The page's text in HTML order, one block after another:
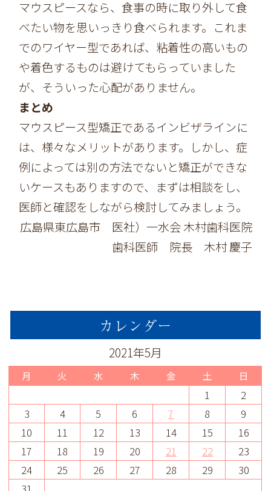
マウスピースなら、食事の時に取り外して食
べたい物を思いっきり食べられます。これま
でのワイヤー型であれば、粘着性の高いもの
や着色するものは避けてもらっていました
が、そういった心配がありません。
まとめ
マウスピース型矯正であるインビザラインに
は、様々なメリットがあります。しかし、症
例によっては別の方法でないと矯正ができな
いケースもありますので、まずは相談をし、
医師と確認をしながら検討してみましょう。
広島県東広島市 医社）一水会 木村歯科医院
歯科医師 院長 木村 慶子
カレンダー
2021年5月
月 火 水 木 金 土 日
1
2
3
4 5 6 7 8
9
10
11 12 13 14 15
16
17
18 19 20 21 22
23
24
25 26 27 28 29
30